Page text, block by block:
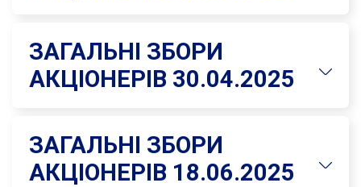
ЗАГАЛЬНІ ЗБОРИ
АКЦІОНЕРІВ 30.04.2025
ЗАГАЛЬНІ ЗБОРИ
АКЦІОНЕРІВ 18.06.2025